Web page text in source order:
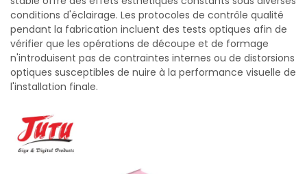
conditions d'éclairage. Les protocoles de contrôle qualité
pendant la fabrication incluent des tests optiques afin de
vérifier que les opérations de découpe et de formage
n'introduisent pas de contraintes internes ou de distorsions
optiques susceptibles de nuire à la performance visuelle de
l'installation finale.